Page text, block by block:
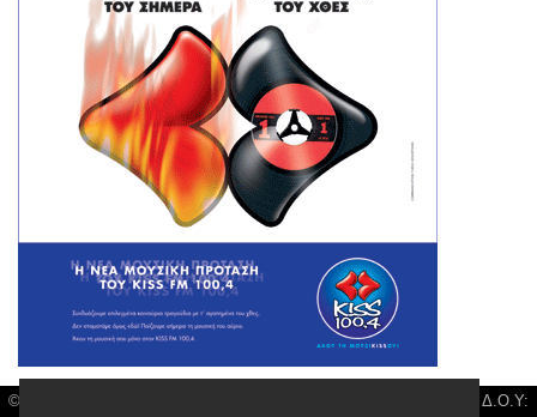
© Larisa News | Διακριτικός Τίτλος: Orion Media, ΑΦΜ: 043750542, Δ.Ο.Υ: